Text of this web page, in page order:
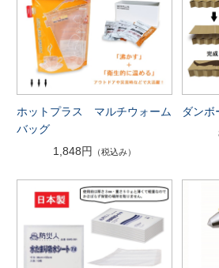
ホットプラス マルチウォーム
バッグ
1,848円
（税込み）
ダン